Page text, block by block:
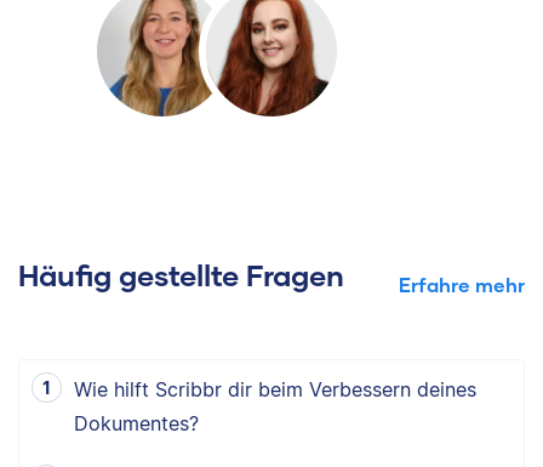
Häufig gestellte Fragen Erfahre mehr
Wie hilft Scribbr dir beim Verbessern deines
Dokumentes?